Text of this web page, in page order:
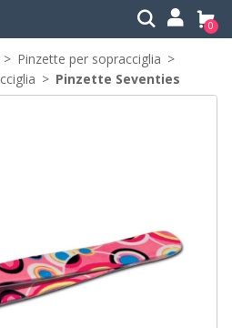
0
Pinzette per sopracciglia
Pinzette Seventies